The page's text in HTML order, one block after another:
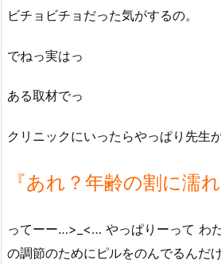
ビチョビチョだった気がするの。
でねっ実はっ
ある取材でっ
クリニックにいったらやっぱり先生が
『あれ？年齢の割に濡
ってーー…>_<… やっぱりーって わ
の調節のためにピルをのんでるんだ